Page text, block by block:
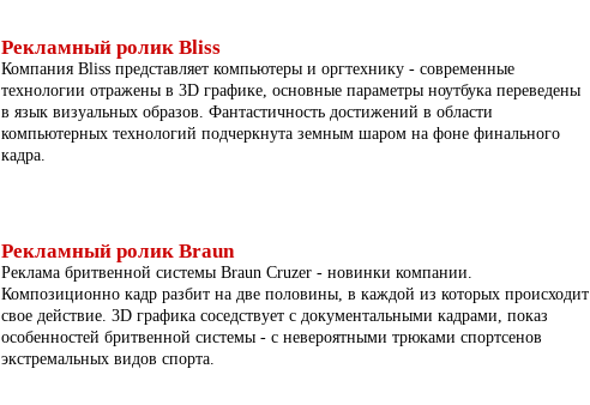
Рекламный ролик Bliss
Компания Bliss представляет компьютеры и оргтехнику - современные
технологии отражены в 3D графике, основные параметры ноутбука переведены
в язык визуальных образов. Фантастичность достижений в области
компьютерных технологий подчеркнута земным шаром на фоне финального
кадра.
Рекламный ролик Braun
Реклама бритвенной системы Braun Cruzer - новинки компании.
Композиционно кадр разбит на две половины, в каждой из которых происходит
свое действие. 3D графика соседствует с документальными кадрами, показ
особенностей бритвенной системы - с невероятными трюками спортсенов
экстремальных видов спорта.